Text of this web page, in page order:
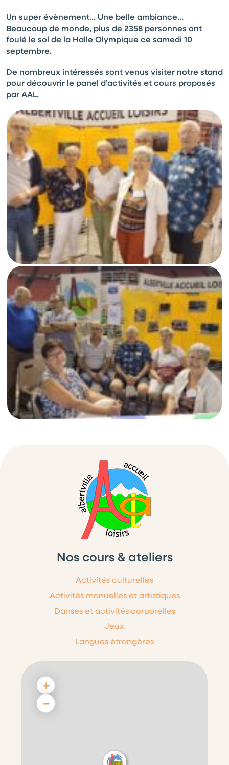
Un super évènement… Une belle ambiance…
Beaucoup de monde, plus de 2358 personnes ont
foulé le sol de la Halle Olympique ce samedi 10
septembre.
De nombreux intéressés sont venus visiter notre stand
pour découvrir le panel d’activités et cours proposés
par AAL.
Nos cours & ateliers
Activités culturelles
Activités manuelles et artistiques
Danses et activités corporelles
Jeux
Langues étrangères
+
−